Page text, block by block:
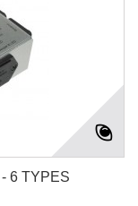
6 TYPES